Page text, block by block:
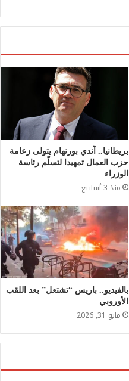
بريطانيا.. آندي بورنهام يتولى زعامة
حزب العمال تمهيدا لتسلّم رئاسة
الوزراء
منذ 3 أسابيع
بالفيديو.. باريس “تشتعل” بعد اللقب
الأوروبي
مايو 31, 2026